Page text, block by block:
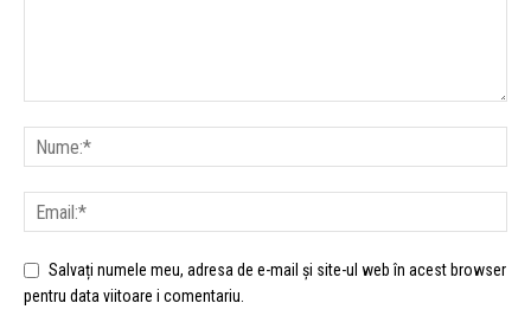
Salvați numele meu, adresa de e-mail și site-ul web în acest browser
pentru data viitoare i comentariu.